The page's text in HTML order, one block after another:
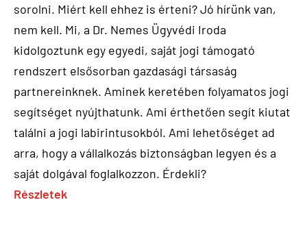
sorolni. Miért kell ehhez is érteni? Jó hírünk van,
nem kell. Mi, a Dr. Nemes Ügyvédi Iroda
kidolgoztunk egy egyedi, saját jogi támogató
rendszert elsősorban gazdasági társaság
partnereinknek. Aminek keretében folyamatos jogi
segítséget nyújthatunk. Ami érthetően segít kiutat
találni a jogi labirintusokból. Ami lehetőséget ad
arra, hogy a vállalkozás biztonságban legyen és a
saját dolgával foglalkozzon. Érdekli?
Részletek